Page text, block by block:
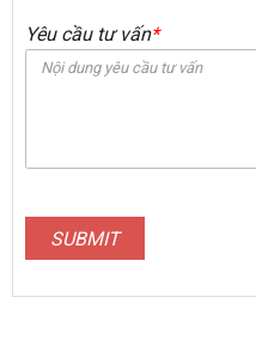
Yêu cầu tư vấn*
SUBMIT